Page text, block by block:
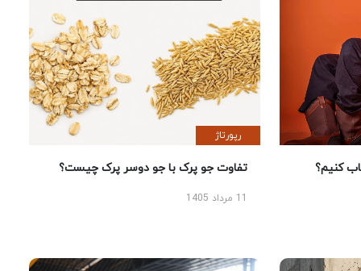
کنیم؟
رپورتاژ
تفاوت جو پرک با جو دوسر پرک چیست؟